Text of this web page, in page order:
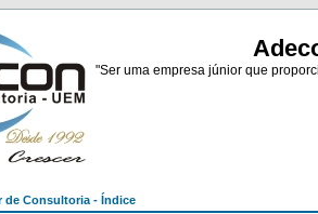
"Ser uma empresa júnior que
de Consultoria - Índice